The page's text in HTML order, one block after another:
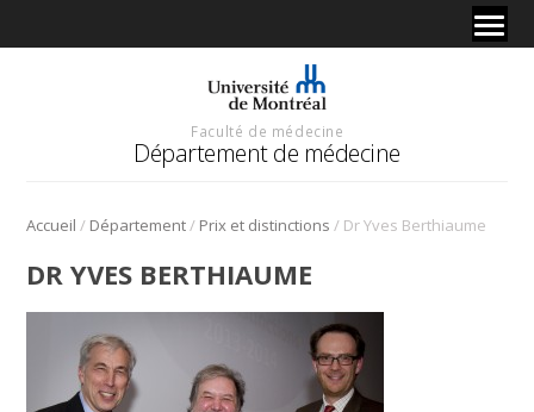
Faculté de médecine
Département de médecine
Accueil / Département/ Prix et distinctions / Dr Yves Berthiaume
DR YVES BERTHIAUME